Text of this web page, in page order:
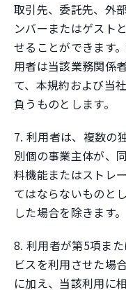
取引先、委託先、外
ンバーまたはゲスト
せることができます
用者は当該業務関係
て、本規約および当
負うものとします。
7. 利用者は、複数の
別個の事業主体が、
料機能またはストレ
てはならないものと
した場合を除きます。
8. 利用者が第5項ま
ビスを利用させた場
に加え、当該利用に